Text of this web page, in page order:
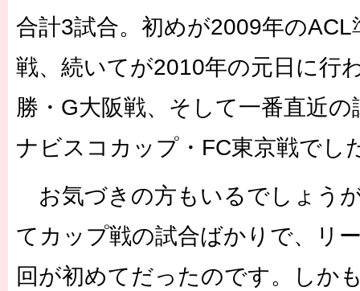
合計3試合。初めが2009年のACL
戦、続いてが2010年の元日に行
勝・G大阪戦、そして一番直近
ナビスコカップ・FC東京戦でし
お気づきの方もいるでしょう
てカップ戦の試合ばかりで、リ
回が初めてだったのです。しか